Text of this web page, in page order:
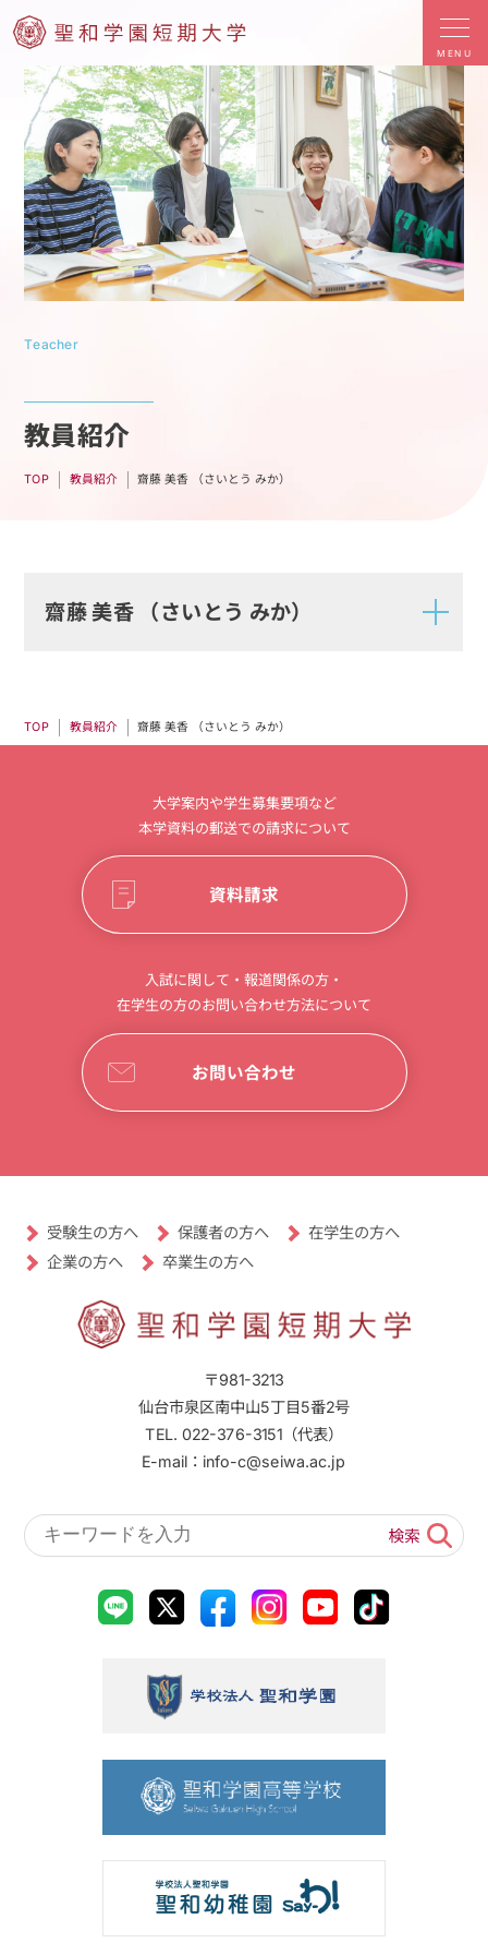
MENU
Teacher
教員紹介
TOP 教員紹介 齋藤 美香 （さいとう みか）
齋藤 美香 （さいとう みか）
TOP 教員紹介 齋藤 美香 （さいとう みか）
大学案内や学生募集要項など
本学資料の郵送での請求について
資料請求
入試に関して・報道関係の方・
在学生の方のお問い合わせ方法について
お問い合わせ
〒981-3213
仙台市泉区南中山5丁目5番2号
TEL. 022-376-3151（代表）
E-mail：info-c@seiwa.ac.jp
受験生の方へ 保護者の方へ 在学生の方へ
企業の方へ 卒業生の方へ